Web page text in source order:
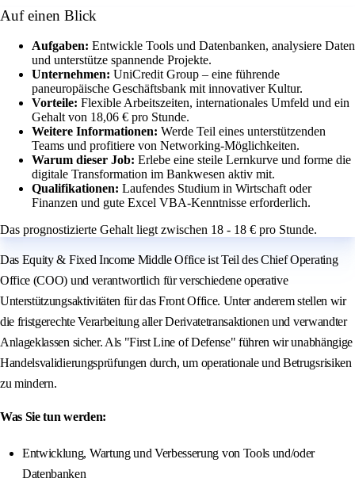
Auf einen Blick
Aufgaben: Entwickle Tools und Datenbanken, analysiere Daten
und unterstütze spannende Projekte.
Unternehmen: UniCredit Group – eine führende
paneuropäische Geschäftsbank mit innovativer Kultur.
Vorteile: Flexible Arbeitszeiten, internationales Umfeld und ein
Gehalt von 18,06 € pro Stunde.
Weitere Informationen: Werde Teil eines unterstützenden
Teams und profitiere von Networking-Möglichkeiten.
Warum dieser Job: Erlebe eine steile Lernkurve und forme die
digitale Transformation im Bankwesen aktiv mit.
Qualifikationen: Laufendes Studium in Wirtschaft oder
Finanzen und gute Excel VBA-Kenntnisse erforderlich.
Das prognostizierte Gehalt liegt zwischen 18 - 18 € pro Stunde.
Das Equity & Fixed Income Middle Office ist Teil des Chief Operating
Office (COO) und verantwortlich für verschiedene operative
Unterstützungsaktivitäten für das Front Office. Unter anderem stellen wir
die fristgerechte Verarbeitung aller Derivatetransaktionen und verwandter
Anlageklassen sicher. Als "First Line of Defense" führen wir unabhängige
Handelsvalidierungsprüfungen durch, um operationale und Betrugsrisiken
zu mindern.
Was Sie tun werden:
Entwicklung, Wartung und Verbesserung von Tools und/oder
Datenbanken